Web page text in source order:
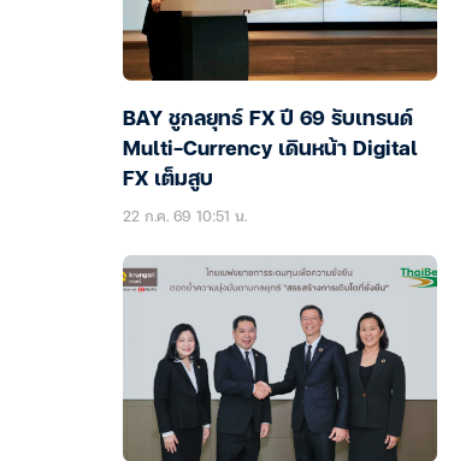
BAY ชูกลยุทธ์ FX ปี 69 รับเทรนด์
Multi-Currency เดินหน้า Digital
FX เต็มสูบ
22 ก.ค. 69 10:51 น.